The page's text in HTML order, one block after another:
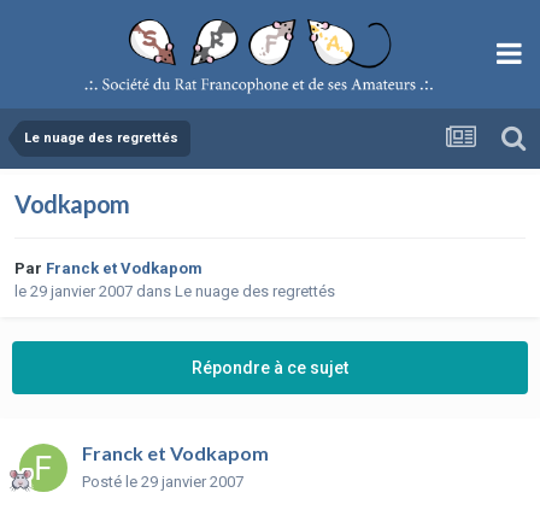
Le nuage des regrettés
Vodkapom
Par Franck et Vodkapom
le 29 janvier 2007 dans Le nuage des regrettés
Répondre à ce sujet
Franck et Vodkapom
Posté le 29 janvier 2007